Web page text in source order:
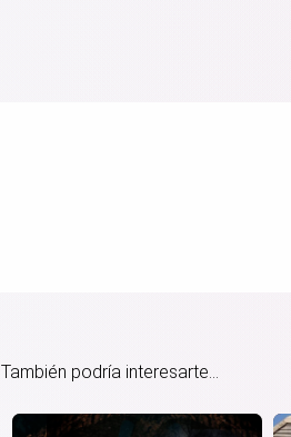
También podría interesarte...